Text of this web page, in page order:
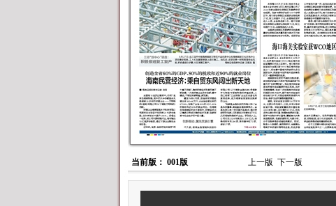
当前版： 001版 上一版 下一版